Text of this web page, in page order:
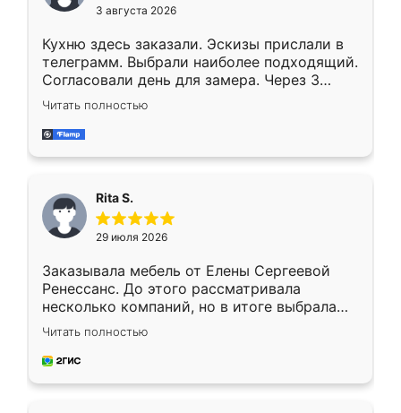
3 августа 2026
Кухню здесь заказали. Эскизы прислали в
телеграмм. Выбрали наиболее подходящий.
Согласовали день для замера. Через 3
недели кухня была уже готова. Остались
довольны работой. Спасибо Ренессанс
мебель за качественную работу!
Читать полностью
Rita S.
29 июля 2026
Заказывала мебель от Елены Сергеевой
Ренессанс. До этого рассматривала
несколько компаний, но в итоге выбрала
эту. Сначала обговорили условия, потом
приехал замерщик, всё спокойно объяснил
и снял размеры. Изготовили в срок, с
Читать полностью